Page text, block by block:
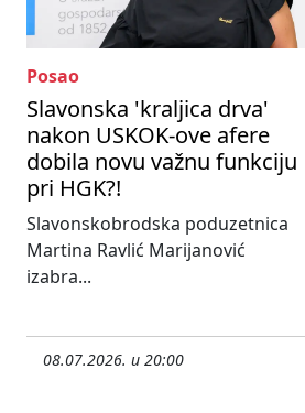
Posao
Slavonska 'kraljica drva'
nakon USKOK-ove afere
dobila novu važnu funkciju
pri HGK?!
Slavonskobrodska poduzetnica
Martina Ravlić Marijanović
izabra...
08.07.2026. u 20:00